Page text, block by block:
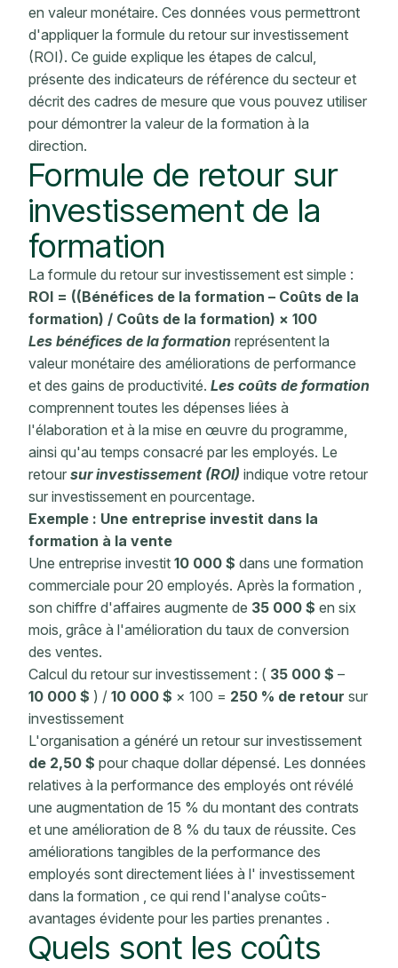
en valeur monétaire. Ces données vous permettront
d'appliquer la formule du retour sur investissement
(ROI). Ce guide explique les étapes de calcul,
présente des indicateurs de référence du secteur et
décrit des cadres de mesure que vous pouvez utiliser
pour démontrer la valeur de la formation à la
direction.
Formule de retour sur
investissement de la
formation
La formule du retour sur investissement est simple :
ROI = ((Bénéfices de la formation – Coûts de la
formation) / Coûts de la formation) × 100
Les bénéfices de la formation représentent la
valeur monétaire des améliorations de performance
et des gains de productivité. Les coûts de formation
comprennent toutes les dépenses liées à
l'élaboration et à la mise en œuvre du programme,
ainsi qu'au temps consacré par les employés. Le
retour sur investissement (ROI) indique votre retour
sur investissement en pourcentage.
Exemple : Une entreprise investit dans la
formation à la vente
Une entreprise investit 10 000 $ dans une formation
commerciale pour 20 employés. Après la formation
son chiffre d'affaires augmente de 35 000 $ en six
mois, grâce à l'amélioration du taux de conversion
des ventes.
Calcul du retour sur investissement : ( 35 000 $ –
10 000 $ ) / 10 000 $ × 100 = 250 % de retour sur
investissement
L'organisation a généré un retour sur investissement
de 2,50 $ pour chaque dollar dépensé. Les données
relatives à la performance des employés ont révélé
une augmentation de 15 % du montant des contrats
et une amélioration de 8 % du taux de réussite. Ces
améliorations tangibles de la performance des
employés sont directement liées à l' investissement
dans la formation
, ce qui rend l'analyse coûts-
avantages évidente pour les parties prenantes .
Quels sont les coûts